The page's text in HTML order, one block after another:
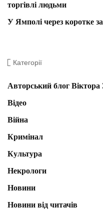
торгівлі людьми
У Ямполі через коротке
Категорії
Авторський блог Віктора
Відео
Війна
Кримінал
Культура
Некрологи
Новини
Новини від читачів